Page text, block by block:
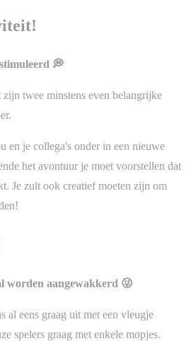
💭
twee minstens even belangrijke
en je collega's onder in een nieuwe
het avontuur je moet voorstellen dat
Je zult ook creatief moeten zijn om
worden aangewakkerd 😜
eens graag uit met een vleugje
spelers graag met enkele mopjes.